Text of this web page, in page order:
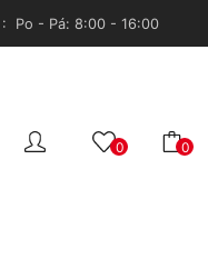
: Po - Pá: 8:00 - 16:00
0 0